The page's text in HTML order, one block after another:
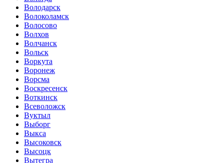
Володарск
Волоколамск
Волосово
Волхов
Волчанск
Вольск
Воркута
Воронеж
Ворсма
Воскресенск
Воткинск
Всеволожск
Вуктыл
Выборг
Выкса
Высоковск
Высоцк
Вытегра